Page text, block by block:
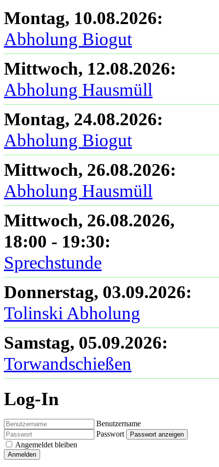
Montag, 10.08.2026:
Abholung Biogut
Mittwoch, 12.08.2026:
Abholung Hausmüll
Montag, 24.08.2026:
Abholung Biogut
Mittwoch, 26.08.2026:
Abholung Hausmüll
Mittwoch, 26.08.2026,
18:00 - 19:30:
Sprechstunde
Donnerstag, 03.09.2026:
Tolinski Abholung
Samstag, 05.09.2026:
Torwandschießen
Log-In
Benutzername
Passwort
Passwort anzeigen
Angemeldet bleiben
Anmelden